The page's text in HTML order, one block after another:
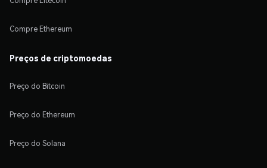
Compre Ethereum
Preços de criptomoedas
Preço do Bitcoin
Preço do Ethereum
Preço do Solana